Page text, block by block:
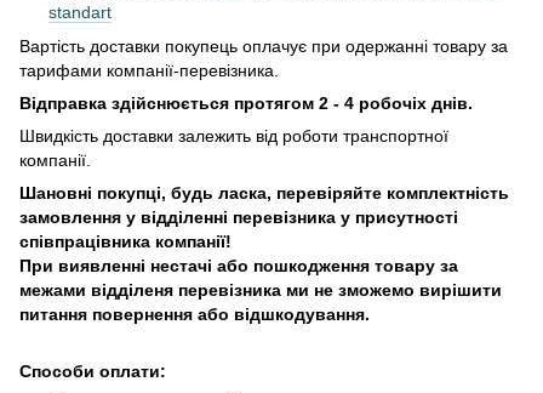
standart
Вартість доставки покупець оплачує при одержанні товару за
тарифами компанії-перевізника.
Відправка здійснюється протягом 2 - 4 робочіх днів.
Швидкість доставки залежить від роботи транспортної
компанії.
Шановні покупці, будь ласка, перевіряйте комплектність
замовлення у відділенні перевізника у присутності
співпрацівника компанії!
При виявленні нестачі або пошкодження товару за
межами відділеня перевізника ми не зможемо вирішити
питання повернення або відшкодування.
Способи оплати: